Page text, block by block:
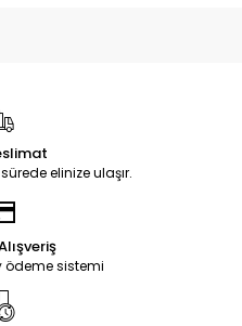
elinize ulaşır.
ödeme sistemi